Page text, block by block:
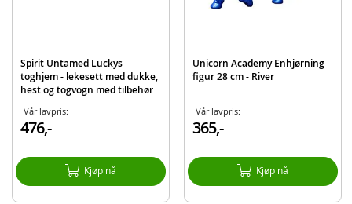
Produktdetaljer
Modell
EAN 681147036246
Merke Unicorn Academy
Spirit Untamed Luckys
toghjem - lekesett med dukke,
hest og togvogn med tilbehør
Vår lavpris:
476,-
Kjøp nå
Unicorn Academy Enhjørning
figur 28 cm - River
Vår lavpris:
365,-
Kjøp nå